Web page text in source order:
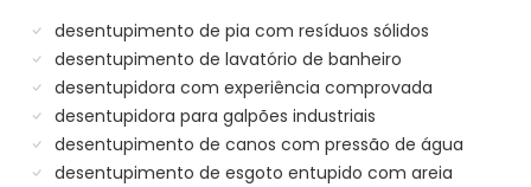
desentupimento de pia com resíduos sólidos
desentupimento de lavatório de banheiro
desentupidora com experiência comprovada
desentupidora para galpões industriais
desentupimento de canos com pressão de água
desentupimento de esgoto entupido com areia